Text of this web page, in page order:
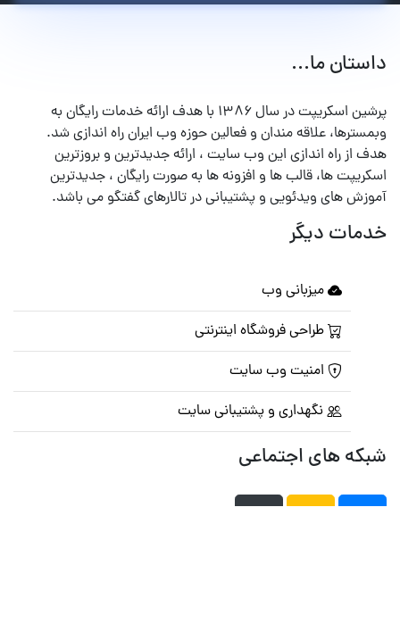
داستان ما...
پرشین اسکریپت در سال ۱۳۸۶ با هدف ارائه خدمات رایگان به
وبمسترها، علاقه مندان و فعالین حوزه وب ایران راه اندازی شد.
هدف از راه اندازی این وب سایت ، ارائه جدیدترین و بروزترین
اسکریپت ها، قالب ها و افزونه ها به صورت رایگان ، جدیدترین
آموزش های ویدئویی و پشتیبانی در تالارهای گفتگو می باشد.
خدمات دیگر
میزبانی وب
طراحی فروشگاه اینترنتی
امنیت وب سایت
نگهداری و پشتیبانی سایت
شبکه های اجتماعی